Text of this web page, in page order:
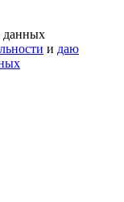
данных
и даю